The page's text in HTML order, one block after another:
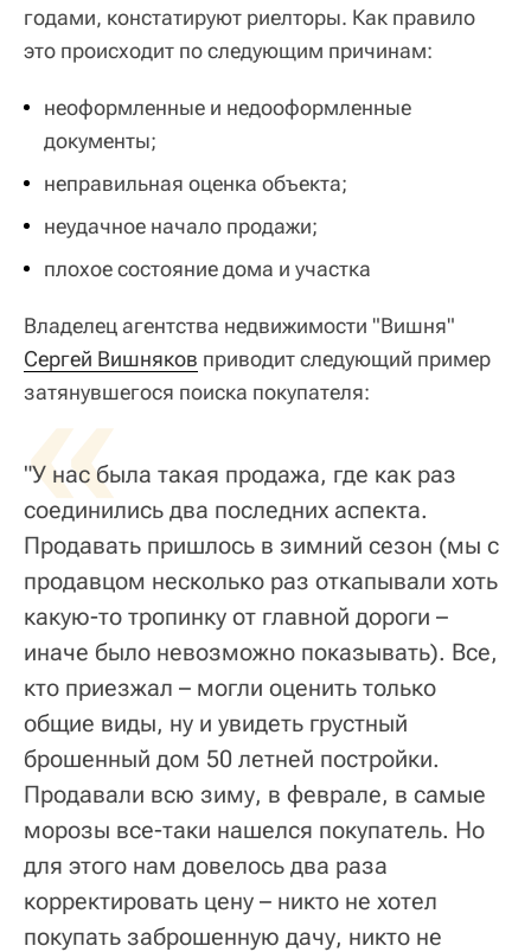
годами, констатируют риелторы. Как правило
это происходит по следующим причинам:
неоформленные и недооформленные
документы;
неправильная оценка объекта;
неудачное начало продажи;
плохое состояние дома и участка
Владелец агентства недвижимости "Вишня"
Сергей Вишняков приводит следующий пример
затянувшегося поиска покупателя:
«
"У нас была такая продажа, где как раз
соединились два последних аспекта.
Продавать пришлось в зимний сезон (мы с
продавцом несколько раз откапывали хоть
какую-то тропинку от главной дороги –
иначе было невозможно показывать). Все,
кто приезжал – могли оценить только
общие виды, ну и увидеть грустный
брошенный дом 50 летней постройки.
Продавали всю зиму, в феврале, в самые
морозы все-таки нашелся покупатель. Но
для этого нам довелось два раза
корректировать цену – никто не хотел
покупать заброшенную дачу, никто не